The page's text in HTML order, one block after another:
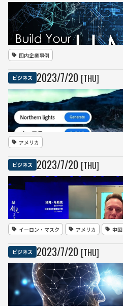
国内企業事例
ビジネス 2023/7/20 [THU]
アメリカ
ビジネス 2023/7/20 [THU]
イーロン・マスク アメリカ 中国
ビジネス 2023/7/20 [THU]